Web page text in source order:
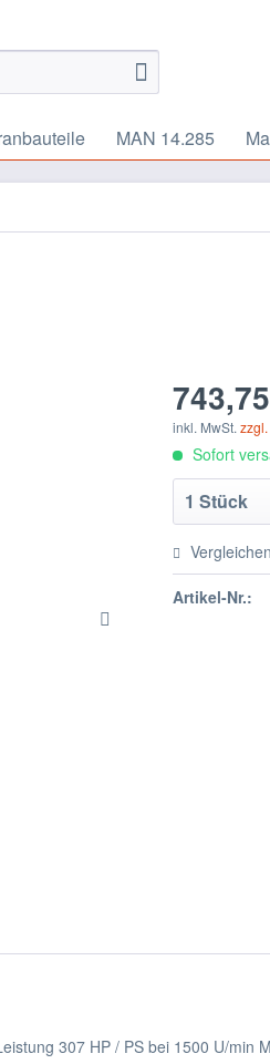
MAN 14.285
inkl. MwSt.
Sofort
Vergleichen
Artikel-Nr.:
307 HP / PS bei 1500 U/min